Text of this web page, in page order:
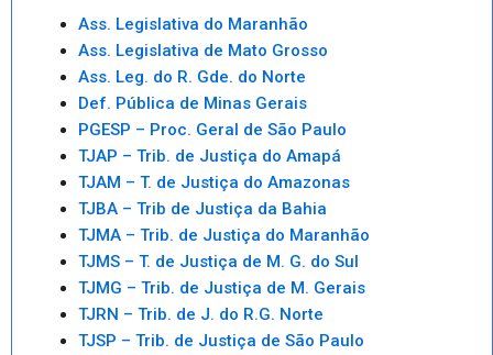
Ass. Legislativa do Maranhão
Ass. Legislativa de Mato Grosso
Ass. Leg. do R. Gde. do Norte
Def. Pública de Minas Gerais
PGESP – Proc. Geral de São Paulo
TJAP – Trib. de Justiça do Amapá
TJAM – T. de Justiça do Amazonas
TJBA – Trib de Justiça da Bahia
TJMA – Trib. de Justiça do Maranhão
TJMS – T. de Justiça de M. G. do Sul
TJMG – Trib. de Justiça de M. Gerais
TJRN – Trib. de J. do R.G. Norte
TJSP – Trib. de Justiça de São Paulo